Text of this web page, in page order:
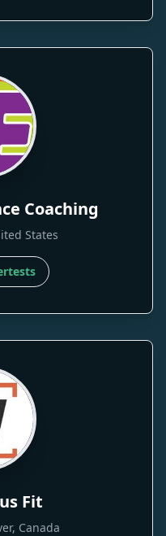
Coaching
States
Fit
Canada